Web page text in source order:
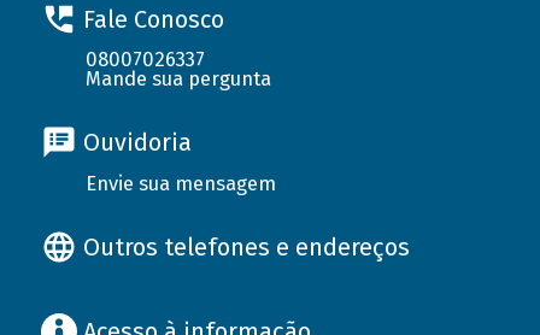
Fale Conosco
08007026337
Mande sua pergunta
Ouvidoria
Envie sua mensagem
Outros telefones e endereços